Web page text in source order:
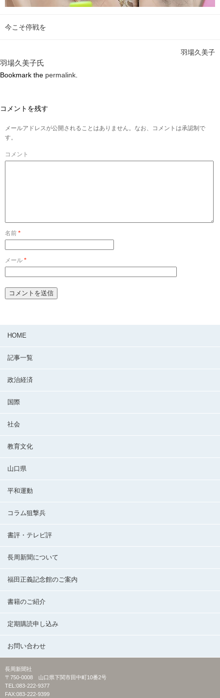
今こそ停戦を
羽場久美子
羽場久美子氏
Bookmark the permalink.
コメントを残す
メールアドレスが公開されることはありません。なお、コメントは承認制で
す。
コメント
名前 *
メール *
HOME
記事一覧
政治経済
国際
社会
教育文化
山口県
平和運動
コラム狙撃兵
書評・テレビ評
長周新聞について
福田正義記念館のご案内
書籍のご紹介
定期購読申し込み
お問い合わせ
長周新聞社
〒750-0008 山口県下関市田中町10番2号
TEL:083-222-9377
FAX:083-222-9399